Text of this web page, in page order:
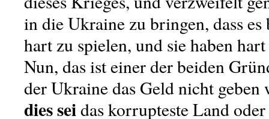
in die Ukraine zu bringen, dass
hart zu spielen, und sie haben
Nun, das ist einer der beiden
der Ukraine das Geld nicht
dies seidas korrupteste Land oder